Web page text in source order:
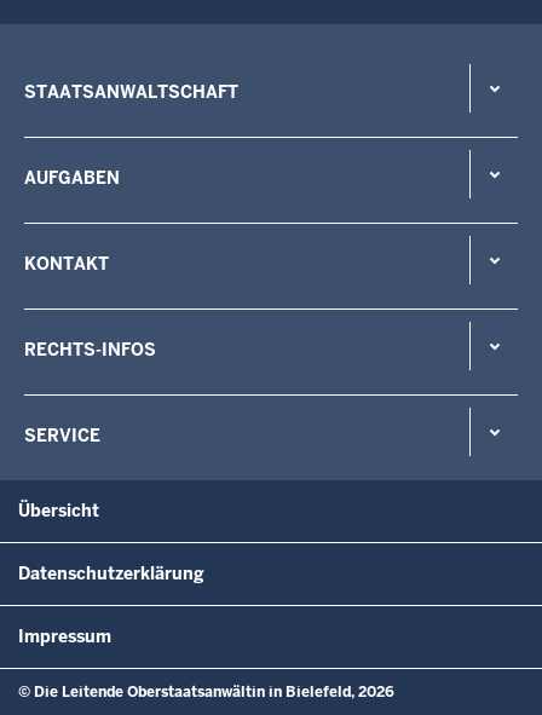
STAATSANWALTSCHAFT
AUFGABEN
KONTAKT
RECHTS-INFOS
SERVICE
Übersicht
Datenschutzerklärung
Impressum
© Die Leitende Oberstaatsanwältin in Bielefeld, 2026